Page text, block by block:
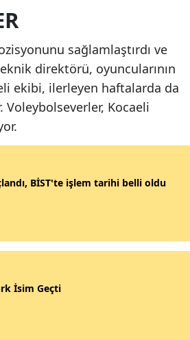
Kahramanmaraş
Mardin
Muğla
Muş
Nevşehir
Ordu
Sakarya
sağlamlaştırdı ve
direktörü, oyuncularının
ekibi, ilerleyen haftalarda da
Voleybolseverler, Kocaeli
BİST'te işlem tarihi belli oldu
İsim Geçti